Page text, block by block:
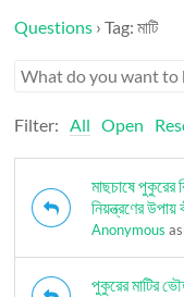
Questions ›Tag: মাটি
Filter: All Open
মাছচাষে পুকুরের
নিয়ন্ত্রণের উপায়
Anonymous
পুকুরের মাটির